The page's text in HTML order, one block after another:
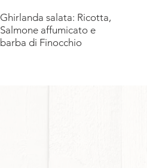
Ghirlanda salata: Ricotta,
Salmone affumicato e
barba di Finocchio